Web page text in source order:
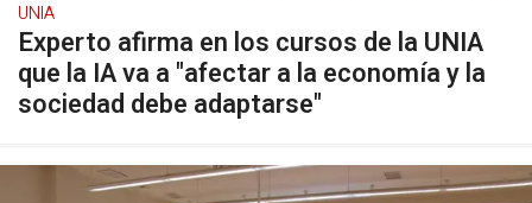
UNIA
Experto afirma en los cursos de la UNIA
que la IA va a "afectar a la economía y la
sociedad debe adaptarse"